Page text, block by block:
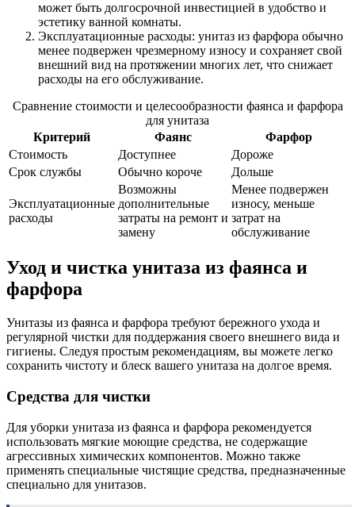
может быть долгосрочной инвестицией в удобство и
эстетику ванной комнаты.
Эксплуатационные расходы: унитаз из фарфора обычно
менее подвержен чрезмерному износу и сохраняет свой
внешний вид на протяжении многих лет, что снижает
расходы на его обслуживание.
Сравнение стоимости и целесообразности фаянса и фарфора
для унитаза
Критерий
Фаянс
Фарфор
Стоимость
Доступнее
Дороже
Срок службы
Обычно короче Дольше
Эксплуатационные
расходы
Возможны
дополнительные
затраты на ремонт и
замену
Менее подвержен
износу, меньше
затрат на
обслуживание
Уход и чистка унитаза из фаянса и
фарфора
Унитазы из фаянса и фарфора требуют бережного ухода и
регулярной чистки для поддержания своего внешнего вида и
гигиены. Следуя простым рекомендациям, вы можете легко
сохранить чистоту и блеск вашего унитаза на долгое время.
Средства для чистки
Для уборки унитаза из фаянса и фарфора рекомендуется
использовать мягкие моющие средства, не содержащие
агрессивных химических компонентов. Можно также
применять специальные чистящие средства, предназначенные
специально для унитазов.